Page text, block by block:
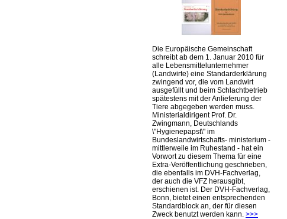
Die Europäische Gemeinschaft
schreibt ab dem 1. Januar 2010 für
alle Lebensmittelunternehmer
(Landwirte) eine Standarderklärung
zwingend vor, die vom Landwirt
ausgefüllt und beim Schlachtbetrieb
spätestens mit der Anlieferung der
Tiere abgegeben werden muss.
Ministerialdirigent Prof. Dr.
Zwingmann, Deutschlands
\"Hygienepapst\" im
Bundeslandwirtschafts- ministerium -
mittlerweile im Ruhestand - hat ein
Vorwort zu diesem Thema für eine
Extra-Veröffentlichung geschrieben,
die ebenfalls im DVH-Fachverlag,
der auch die VFZ herausgibt,
erschienen ist. Der DVH-Fachverlag,
Bonn, bietet einen entsprechenden
Standardblock an, der für diesen
Zweck benutzt werden kann. >>>